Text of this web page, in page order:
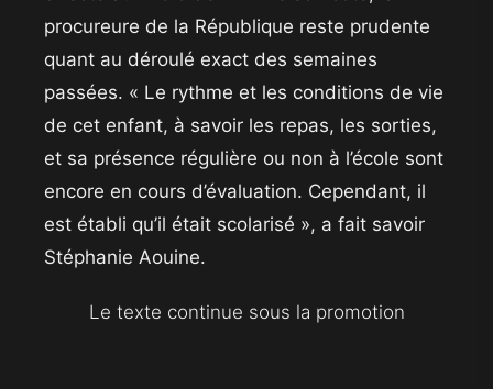
procureure de la République reste prudente
quant au déroulé exact des semaines
passées. « Le rythme et les conditions de vie
de cet enfant, à savoir les repas, les sorties,
et sa présence régulière ou non à l’école sont
encore en cours d’évaluation. Cependant, il
est établi qu’il était scolarisé », a fait savoir
Stéphanie Aouine.
Le texte continue sous la promotion